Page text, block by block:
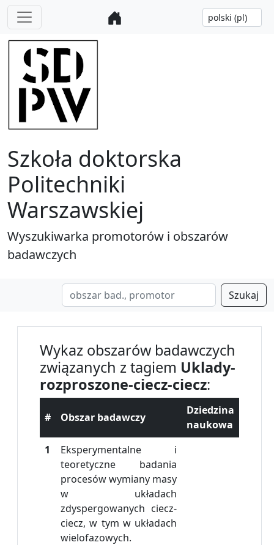
Szkoła doktorska
Politechniki
Warszawskiej
Wyszukiwarka promotorów i obszarów
badawczych
Szukaj
Wykaz obszarów badawczych
związanych z tagiem Uklady-
rozproszone-ciecz-ciecz:
# Obszar badawczy
Dziedzina
naukowa
1
Eksperymentalne i
teoretyczne badania
procesów wymiany masy
w układach
zdyspergowanych ciecz-
ciecz, w tym w układach
wielofazowych.